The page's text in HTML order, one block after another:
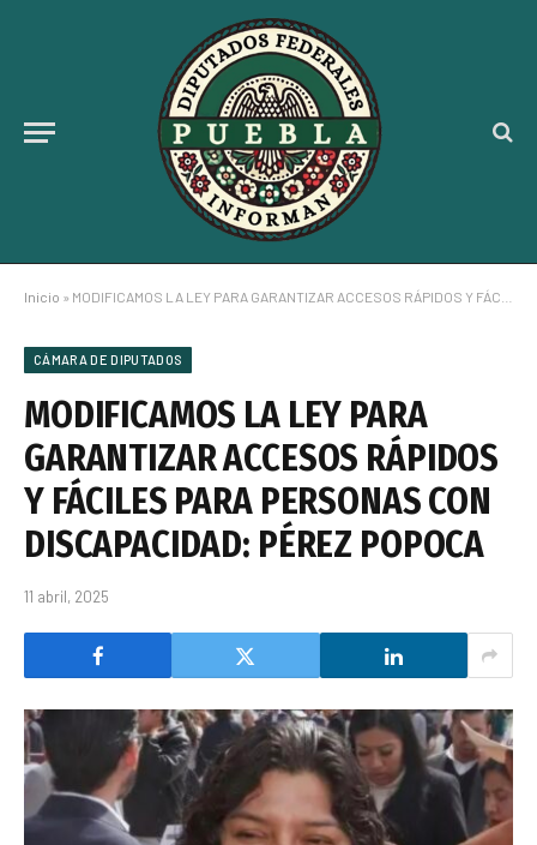
Inicio » MODIFICAMOS LA LEY PARA GARANTIZAR ACCESOS RÁPIDOS Y FÁCILES PARA PERSONAS CON DISCAPACIDAD: PÉREZ POPOCA
CÁMARA DE DIPUTADOS
MODIFICAMOS LA LEY PARA
GARANTIZAR ACCESOS RÁPIDOS
Y FÁCILES PARA PERSONAS CON
DISCAPACIDAD: PÉREZ POPOCA
11 abril, 2025